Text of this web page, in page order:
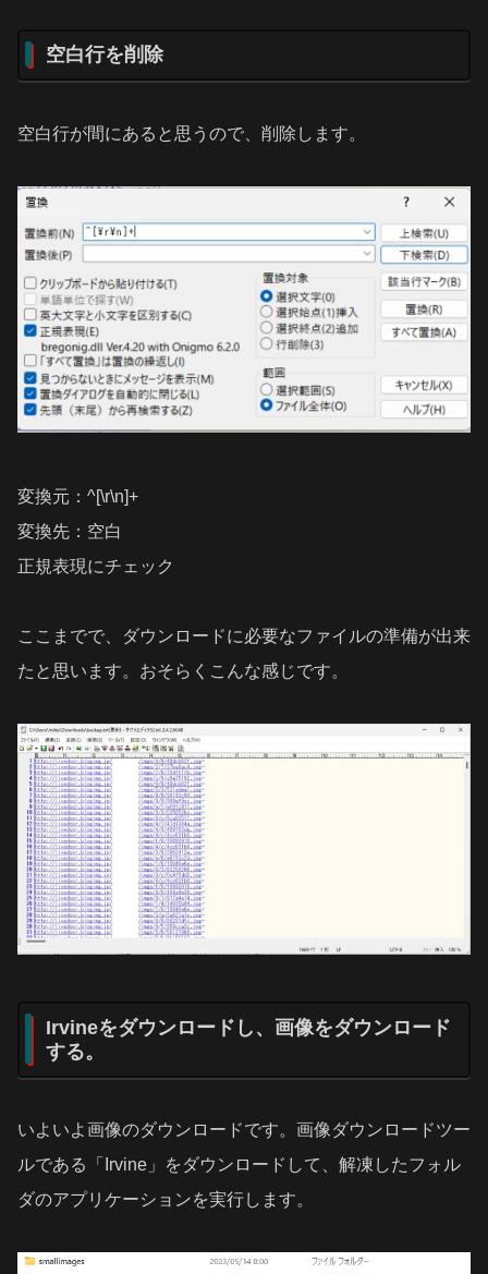
空白行を削除
空白行が間にあると思うので、削除します。
変換元：^[\r\n]+
変換先：空白
正規表現にチェック
ここまでで、ダウンロードに必要なファイルの準備が出来
たと思います。おそらくこんな感じです。
Irvineをダウンロードし、画像をダウンロード
する。
いよいよ画像のダウンロードです。画像ダウンロードツー
ルである「Irvine」をダウンロードして、解凍したフォル
ダのアプリケーションを実行します。